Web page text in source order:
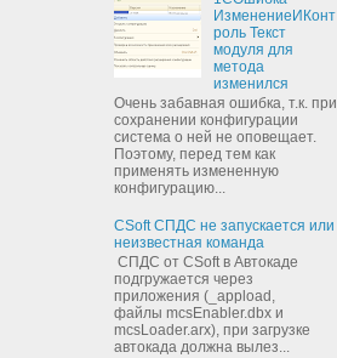
ИзменениеИКонт
роль Текст
модуля для
метода
изменился
Очень забавная ошибка, т.к. при
сохранении конфигурации
система о ней не оповещает.
Поэтому, перед тем как
применять измененную
конфигурацию...
CSoft СПДС не запускается или
неизвестная команда
СПДС от CSoft в Автокаде
подгружается через
приложения (_appload,
файлы mcsEnabler.dbx и
mcsLoader.arx), при загрузке
автокада должна вылез...